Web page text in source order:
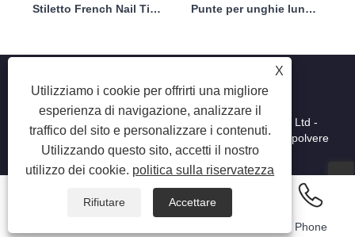
Stiletto French Nail Tips Clear Half Cover Full Cover Acrilico Punte per unghie lunghe a forma di bara trasparenti
X
Utilizziamo i cookie per offrirti una migliore
esperienza di navigazione, analizzare il
traffico del sito e personalizzare i contenuti.
Utilizzando questo sito, accetti il ​​nostro
utilizzo dei cookie. politica sulla riservatezza
Rifiutare Accettare
Copyright © 2025 Shenzhen Ruina Optoelectronic Co., Ltd -
Lampada per unghie, trapano per unghie, collettore di polvere
per unghie - Tutti i diritti riservati.
Phone